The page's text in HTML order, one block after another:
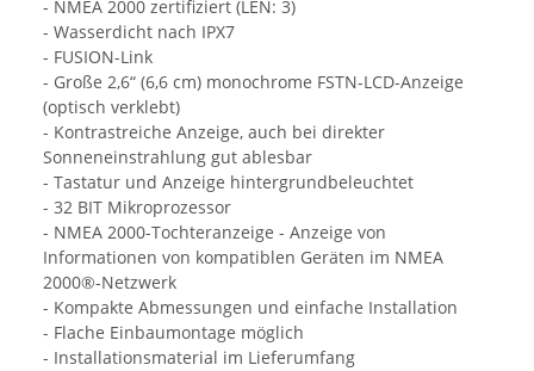
- NMEA 2000 zertifiziert (LEN: 3)
- Wasserdicht nach IPX7
- FUSION-Link
- Große 2,6“ (6,6 cm) monochrome FSTN-LCD-Anzeige
(optisch verklebt)
- Kontrastreiche Anzeige, auch bei direkter
Sonneneinstrahlung gut ablesbar
- Tastatur und Anzeige hintergrundbeleuchtet
- 32 BIT Mikroprozessor
- NMEA 2000-Tochteranzeige - Anzeige von
Informationen von kompatiblen Geräten im NMEA
2000®-Netzwerk
- Kompakte Abmessungen und einfache Installation
- Flache Einbaumontage möglich
- Installationsmaterial im Lieferumfang